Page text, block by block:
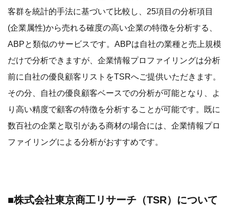
客群を統計的手法に基づいて比較し、25項目の分析項目
(企業属性)から売れる確度の高い企業の特徴を分析する、
ABPと類似のサービスです。ABPは自社の業種と売上規模
だけで分析できますが、企業情報プロファイリングは分析
前に自社の優良顧客リストをTSRへご提供いただきます。
その分、自社の優良顧客ベースでの分析が可能となり、よ
り高い精度で顧客の特徴を分析することが可能です。既に
数百社の企業と取引がある商材の場合には、企業情報プロ
ファイリングによる分析がおすすめです。
■株式会社東京商工リサーチ（TSR）について